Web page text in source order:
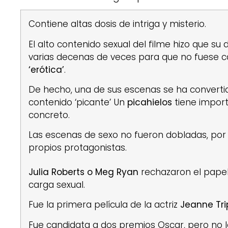
Contiene altas dosis de intriga y misterio.
El alto contenido sexual del filme hizo que
varias decenas de veces para que no fuese
‘erótica’.
De hecho, una de sus escenas se ha
contenido ‘picante’ Un picahielos tiene
concreto.
Las escenas de sexo no fueron dobladas,
propios protagonistas.
Julia Roberts o Meg Ryan rechazaron el
carga sexual.
Fue la primera película de la actriz Jeanne
Fue candidata a dos premios Oscar, pero no